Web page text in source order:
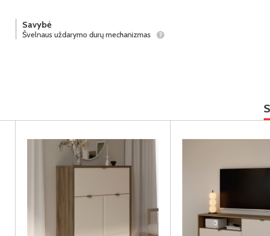
Savybė
Švelnaus uždarymo durų mechanizmas ?